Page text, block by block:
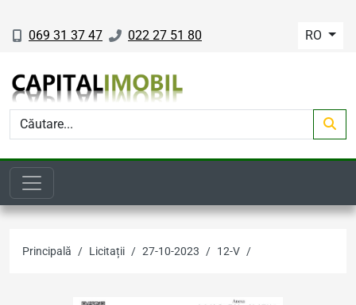
069 31 37 47 022 27 51 80 RO
Principală Licitații 27-10-2023 12-V